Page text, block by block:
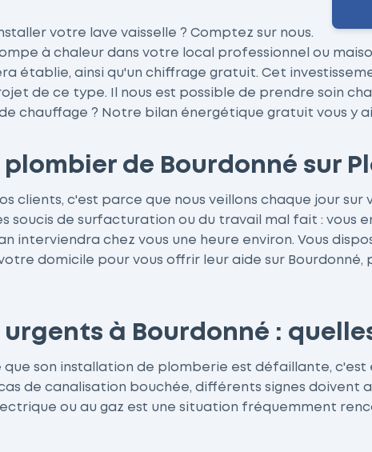
votre lave vaisselle ? Comptez sur nous.
à chaleur dans votre local professionnel ou
établie, ainsi qu'un chiffrage gratuit. Cet
de ce type. Il nous est possible de prendre soin
chauffage ? Notre bilan énergétique gratuit vous y
de Bourdonné sur
clients, c'est parce que nous veillons chaque jour
soucis de surfacturation ou du travail mal fait : vous
interviendra chez vous une heure environ. Vous
domicile pour vous offrir leur aide sur
à Bourdonné :
son installation de plomberie est défaillante, c'est
de canalisation bouchée, différents signes
ou au gaz est une situation fréquemment